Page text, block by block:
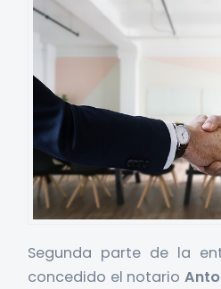
Segunda parte de la
concedido el notario